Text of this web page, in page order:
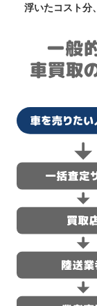
浮いたコスト分